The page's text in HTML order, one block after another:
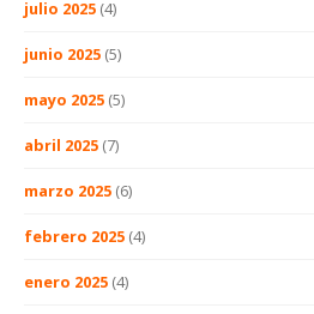
julio 2025 (4)
junio 2025 (5)
mayo 2025 (5)
abril 2025 (7)
marzo 2025 (6)
febrero 2025 (4)
enero 2025 (4)